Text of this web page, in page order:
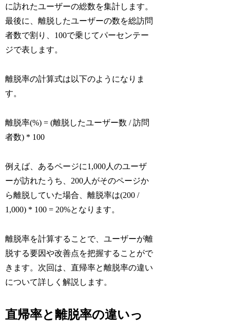
に訪れたユーザーの総数を集計します。
最後に、離脱したユーザーの数を総訪問
者数で割り、100で乗じてパーセンテー
ジで表します。
離脱率の計算式は以下のようになりま
す。
離脱率(%) = (離脱したユーザー数 / 訪問
者数) * 100
例えば、あるページに1,000人のユーザ
ーが訪れたうち、200人がそのページか
ら離脱していた場合、離脱率は(200 /
1,000) * 100 = 20%となります。
離脱率を計算することで、ユーザーが離
脱する要因や改善点を把握することがで
きます。次回は、直帰率と離脱率の違い
について詳しく解説します。
直帰率と離脱率の違いっ